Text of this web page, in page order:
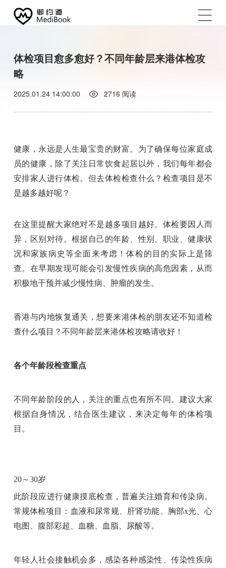
体检项目愈多愈好？不同年龄层来港体检攻
略
2025.01.24 14:00:00 2716 阅读
健康，永远是人生最宝贵的财富。为了确保每位家庭成
员的健康，除了关注日常饮食起居以外，我们每年都会
安排家人进行体检。但去体检检查什么？检查项目是不
是越多越好呢？
在这里提醒大家绝对不是越多项目越好。体检要因人而
异，区别对待。根据自己的年龄、性别、职业、健康状
况和家族病史等全面来考虑！体检的目的实际上是筛
查。在早期发现可能会引发慢性疾病的高危因素，从而
积极地干预并减少慢性病、肿瘤的发生。
香港与内地恢复通关，想要来港体检的朋友还不知道检
查什么项目？不同年龄层来港体检攻略请收好！
各个年龄段检查重点
不同年龄阶段的人，关注的重点也有所不同。建议大家
根据自身情况，结合医生建议，来决定每年的体检项
目。
20～30岁
此阶段应进行健康摸底检查，普遍关注婚育和传染病。
常规体检项目：血液和尿常规、肝肾功能、胸部x光、心
电图、腹部彩超、血糖、血脂、尿酸等。
年轻人社会接触机会多，感染各种感染性、传染性疾病